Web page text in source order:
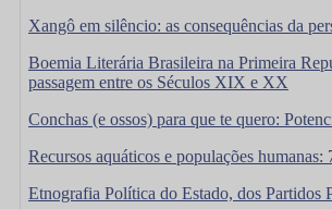
Xangô em silêncio: as consequências da
Boemia Literária Brasileira na Primeira
passagem entre os Séculos XIX e XX
Conchas (e ossos) para que te quero:
Recursos aquáticos e populações
Etnografia Política do Estado, dos Partidos